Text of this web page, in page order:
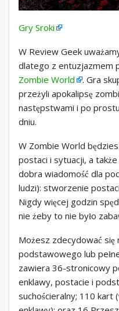
Gry Sroki
W Review Geek
dlatego z entuzjazmem
Zombie World
. Gra
przeżyli apokalipsę
następstwami i po
dniu.
W Zombie World
postaci i sytuacji, a
dobra wiadomość dla
ludzi): stworzenie
Nigdy więcej godzin
nie żeby to nie było
Możesz zdecydować się
podstawowego lub
zawiera 36-stronicowy
enklawy, postacie i
suchościeralny; 110 kart